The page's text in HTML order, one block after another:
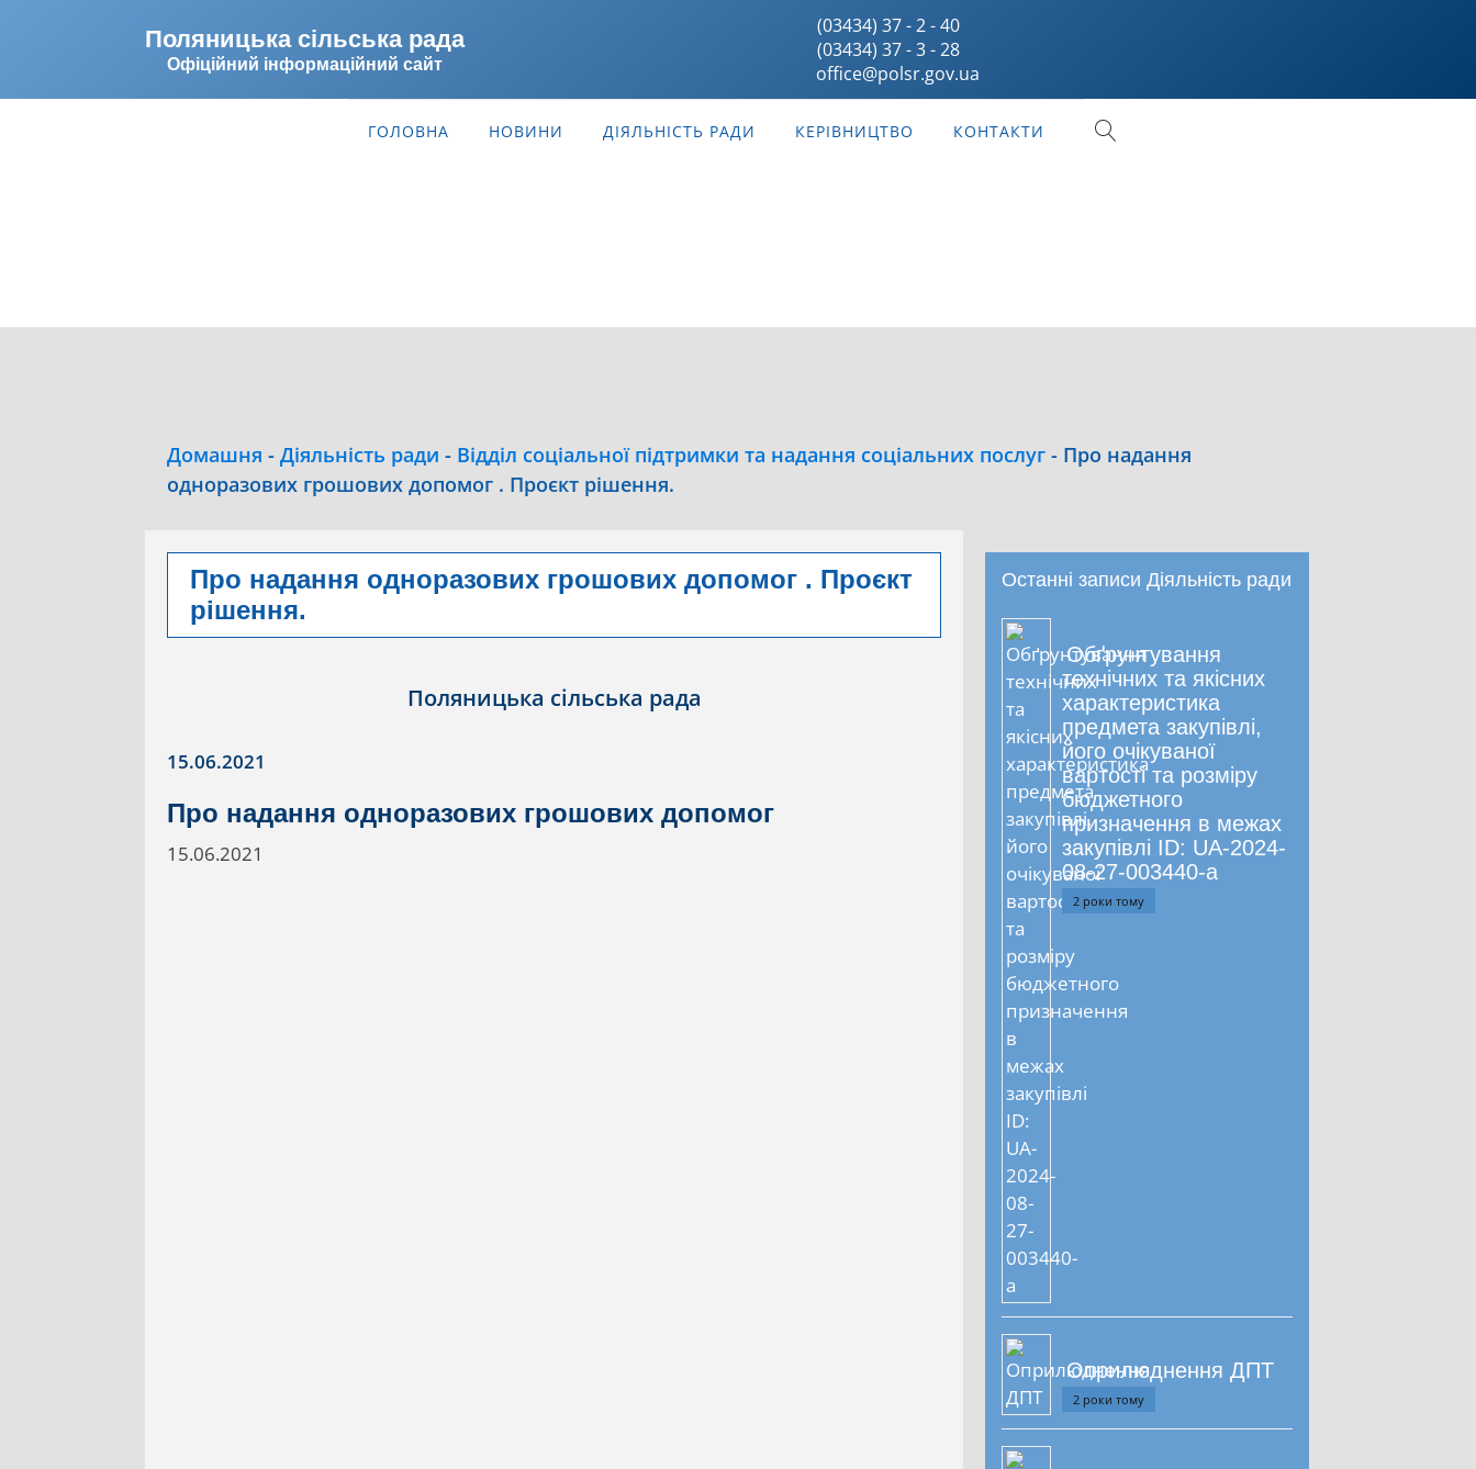
Поляницька сільська рада
Офіційний інформаційний сайт
(03434) 37 - 2 - 40
(03434) 37 - 3 - 28
office@polsr.gov.ua
ГОЛОВНА НОВИНИ ДІЯЛЬНІСТЬ РАДИ КЕРІВНИЦТВО КОНТАКТИ
Домашня - Діяльність ради - Відділ соціальної підтримки та надання соціальних послуг - Про надання
одноразових грошових допомог . Проєкт рішення.
Про надання одноразових грошових допомог . Проєкт
рішення.
Поляницька сільська рада
15.06.2021
Про надання одноразових грошових допомог
15.06.2021
Останні записи Діяльність ради
Обґрунтування
технічних та якісних
характеристика
предмета закупівлі,
його очікуваної
вартості та розміру
бюджетного
призначення в межах
закупівлі ID: UA-2024-
08-27-003440-a
2 роки тому
Оприлюднення ДПТ
2 роки тому